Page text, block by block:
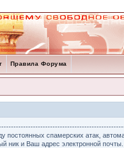
Правила Форума
постоянных спамерских атак,
ник и Ваш адрес электронной почты.